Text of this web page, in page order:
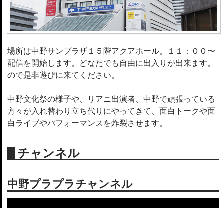
場所は中野サンプラザ１５階アクアホール。１１：００〜
配信を開始します。どなたでも自由に出入りが出来ます。
ので是非遊びに来てください。
中野文化祭の様子や、リアニ出演者、中野で頑張っている
方々が入れ替わり立ち代りにやってきて、面白トークや面
白ライブやパフォーマンスを炸裂させます。
チャンネル
中野プラプラチャンネル